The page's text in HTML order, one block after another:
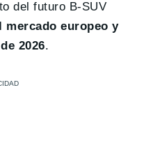
del futuro B-SUV
mercado europeo y
2026.